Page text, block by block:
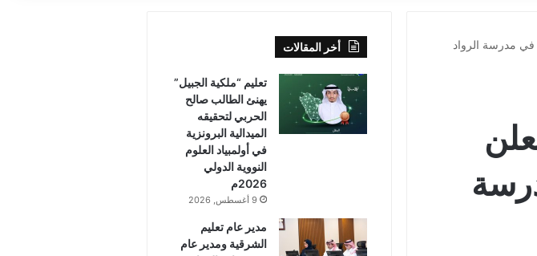
في مدرسة الرواد
أخر المقالات
تعليم “ملكية الجبيل”
يهنئ الطالب صالح
الحربي لتحقيقه
الميدالية البرونزية
في أولمبياد العلوم
النووية الدولي
2026م
9 أغسطس, 2026
مدير عام تعليم
الشرقية ومدير عام